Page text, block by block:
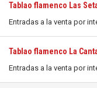
Tablao flamenco Las
Entradas a la venta por
Tablao flamenco La
Entradas a la venta por